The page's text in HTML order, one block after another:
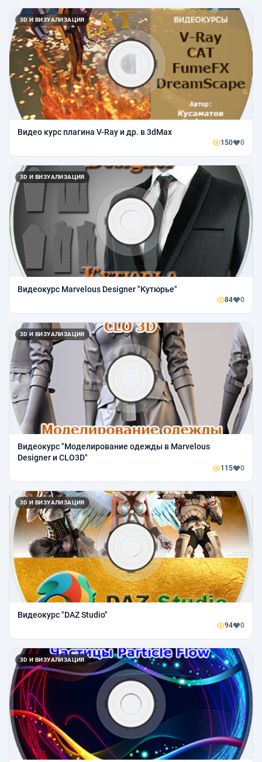
3D И ВИЗУАЛИЗАЦИЯ
Видео курс плагина V-Ray и др. в 3dMax
150 0
3D И ВИЗУАЛИЗАЦИЯ
Видеокурс Marvelous Designer "Кутюрье"
84 0
3D И ВИЗУАЛИЗАЦИЯ
Видеокурс "Моделирование одежды в Marvelous
Designer и CLO3D"
115 0
3D И ВИЗУАЛИЗАЦИЯ
Видеокурс "DAZ Studio"
94 0
3D И ВИЗУАЛИЗАЦИЯ